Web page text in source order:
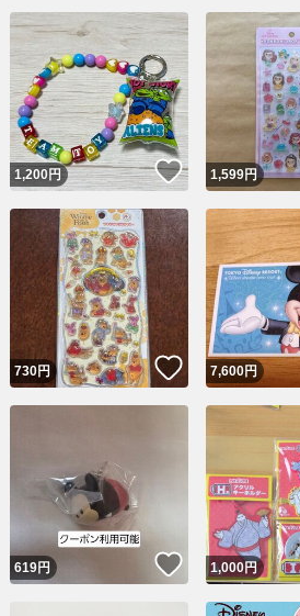
1,200円 いいね！
1,599円
730円 いいね！
7,600円
619円 いいね！
1,000円